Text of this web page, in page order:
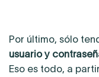
Por último, sólo
usuario y
Eso es todo, a